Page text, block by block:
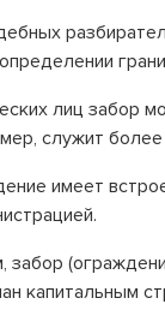
лиц забор
служит более
имеет
забор
капитальным